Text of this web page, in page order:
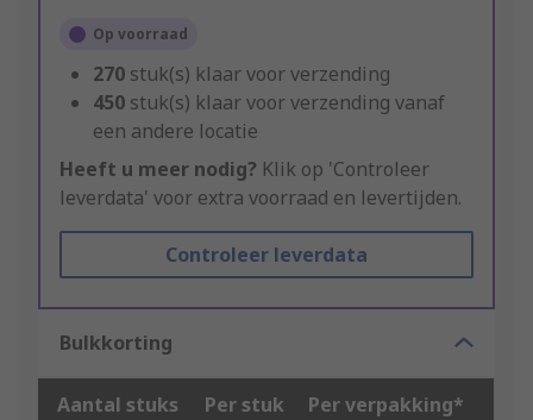
Op voorraad
270 stuk(s) klaar voor verzending
450 stuk(s) klaar voor verzending vanaf
een andere locatie
Heeft u meer nodig? Klik op 'Controleer
leverdata' voor extra voorraad en levertijden.
Controleer leverdata
Bulkkorting
Aantal stuks Per stuk Per verpakking*